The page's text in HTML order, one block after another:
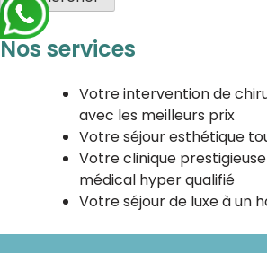
Nos services
Votre intervention de
avec les meilleurs prix
Votre séjour esthétique
Votre clinique
médical hyper qualifié
Votre séjour de luxe à un